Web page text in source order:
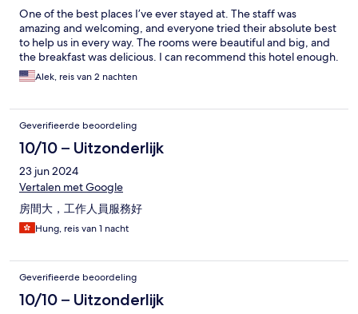
One of the best places I’ve ever stayed at. The staff was
amazing and welcoming, and everyone tried their absolute best
to help us in every way. The rooms were beautiful and big, and
the breakfast was delicious. I can recommend this hotel enough.
Alek, reis van 2 nachten
Geverifieerde beoordeling
10/10 – Uitzonderlijk
23 jun 2024
Vertalen met Google
房間大，工作人員服務好
Hung, reis van 1 nacht
Geverifieerde beoordeling
10/10 – Uitzonderlijk